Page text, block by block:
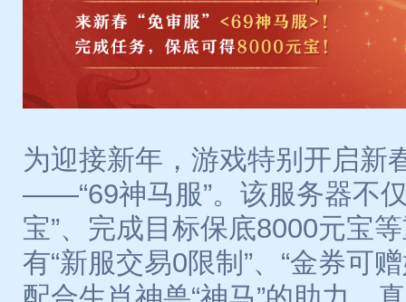
为迎接新年，游戏特别开启新
——“69神马服”。该服务器不
宝”、完成目标保底8000元宝
有“新服交易0限制”、“金券可